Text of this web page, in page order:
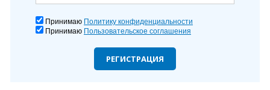
Принимаю Политику конфиденциальности
Принимаю Пользовательское соглашения
РЕГИСТРАЦИЯ